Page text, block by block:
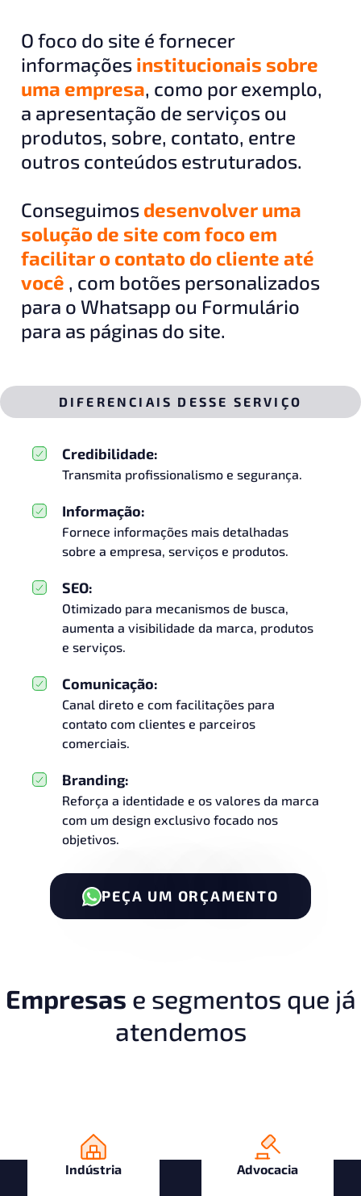
O foco do site é fornecer
informações institucionais sobre
uma empresa, como por exemplo,
a apresentação de serviços ou
produtos, sobre, contato, entre
outros conteúdos estruturados.
Conseguimos desenvolver uma
solução de site com foco em
facilitar o contato do cliente até
você , com botões personalizados
para o Whatsapp ou Formulário
para as páginas do site.
DIFERENCIAIS DESSE SERVIÇO
Credibilidade:
Transmita profissionalismo e segurança.
Informação:
Fornece informações mais detalhadas
sobre a empresa, serviços e produtos.
SEO:
Otimizado para mecanismos de busca,
aumenta a visibilidade da marca, produtos
e serviços.
Comunicação:
Canal direto e com facilitações para
contato com clientes e parceiros
comerciais.
Branding:
Reforça a identidade e os valores da marca
com um design exclusivo focado nos
objetivos.
PEÇA UM ORÇAMENTO
Empresas e segmentos que já
atendemos
Indústria Advocacia